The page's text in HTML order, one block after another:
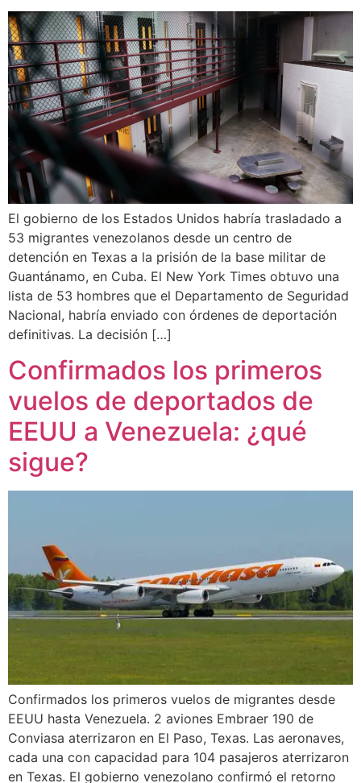
El gobierno de los Estados Unidos habría trasladado a
53 migrantes venezolanos desde un centro de
detención en Texas a la prisión de la base militar de
Guantánamo, en Cuba. El New York Times obtuvo una
lista de 53 hombres que el Departamento de Seguridad
Nacional, habría enviado con órdenes de deportación
definitivas. La decisión […]
Confirmados los primeros
vuelos de deportados de
EEUU a Venezuela: ¿qué
sigue?
Confirmados los primeros vuelos de migrantes desde
EEUU hasta Venezuela. 2 aviones Embraer 190 de
Conviasa aterrizaron en El Paso, Texas. Las aeronaves,
cada una con capacidad para 104 pasajeros aterrizaron
en Texas. El gobierno venezolano confirmó el retorno